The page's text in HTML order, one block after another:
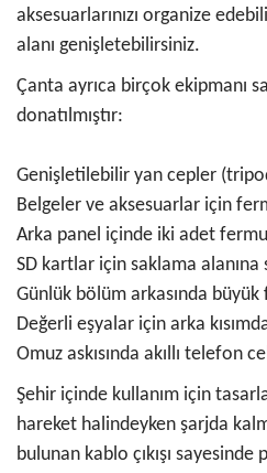
aksesuarlarınızı organize
alanı genişletebilirsiniz.
Çanta ayrıca birçok ekipmanı
donatılmıştır:
Genişletilebilir yan cepler
Belgeler ve aksesuarlar için
Arka panel içinde iki adet
SD kartlar için saklama
Günlük bölüm arkasında
Değerli eşyalar için arka
Omuz askısında akıllı telefon
Şehir içinde kullanım için
hareket halindeyken şarjda
bulunan kablo çıkışı